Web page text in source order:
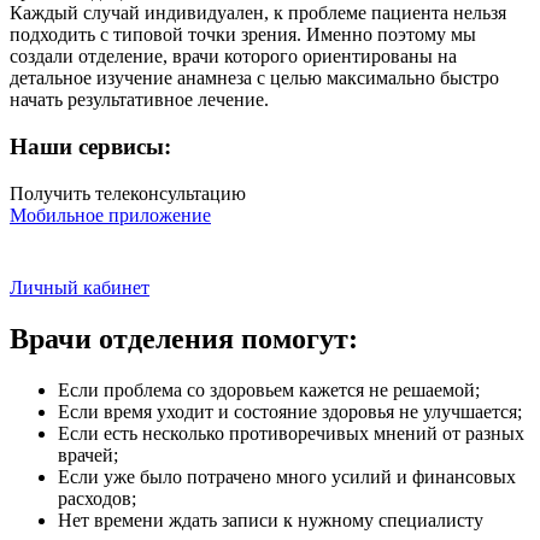
Каждый случай индивидуален, к проблеме пациента нельзя
подходить с типовой точки зрения. Именно поэтому мы
создали отделение, врачи которого ориентированы на
детальное изучение анамнеза с целью максимально быстро
начать результативное лечение.
Наши сервисы:
Получить телеконсультацию
Мобильное приложение
Личный кабинет
Врачи отделения помогут:
Если проблема со здоровьем кажется не решаемой;
Если время уходит и состояние здоровья не улучшается;
Если есть несколько противоречивых мнений от разных
врачей;
Если уже было потрачено много усилий и финансовых
расходов;
Нет времени ждать записи к нужному специалисту